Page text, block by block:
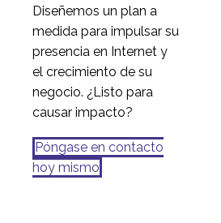
Diseñemos un plan a
medida para impulsar su
presencia en Internet y
el crecimiento de su
negocio. ¿Listo para
causar impacto?
Póngase en contacto
hoy mismo